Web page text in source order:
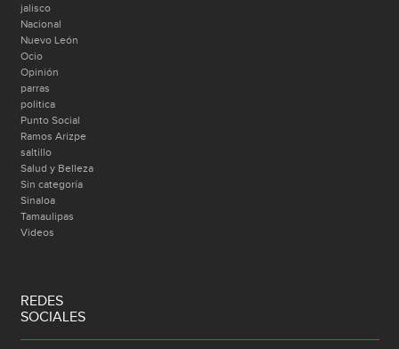
jalisco
Nacional
Nuevo León
Ocio
Opinión
parras
politica
Punto Social
Ramos Arizpe
saltillo
Salud y Belleza
Sin categoría
Sinaloa
Tamaulipas
Videos
REDES
SOCIALES